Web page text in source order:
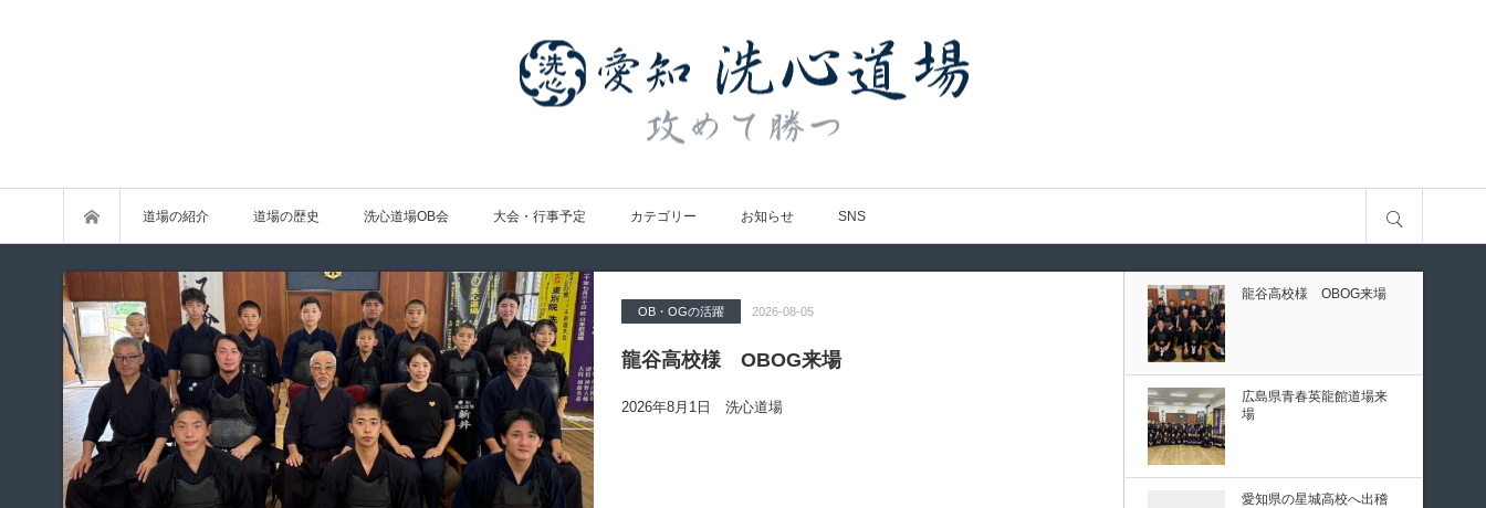
道場の紹介 道場の歴史 洗心道場OB会 大会・行事予定 カテゴリー お知らせ SNS
OB・OGの活躍 2026-08-05
龍谷高校様 OBOG来場
2026年8月1日 洗心道場
Topics 2026-08-05
広島県青春英龍館道場来場
2026年7月25日（土）洗心道場
大会の結果 2026-07-31
愛知県の星城高校へ出稽古
2026年7月24日(金)
大会の結果 2026-07-25
第80回愛知県中学校総合体育大会・地区予選
2026年7月24日（金）
大会の結果 2026-07-22
第136回愛知県剣道道場連盟研修会トーナメント戦
2026年7月19日（日）昭和スポーツセンター
第136回愛知県剣道道場連
龍谷高校様 OBOG来場
広島県青春英龍館道場来
場
愛知県の星城高校へ出稽